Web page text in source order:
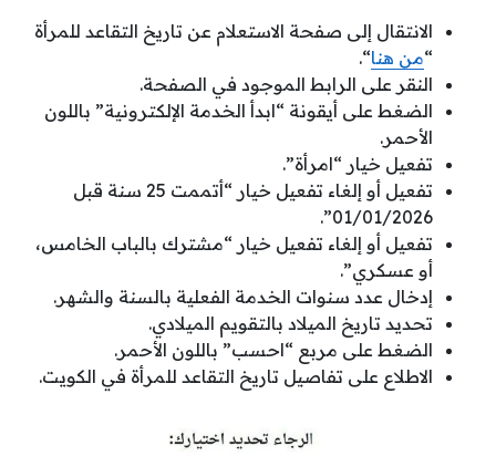
الانتقال إلى صفحة الاستعلام عن تاريخ التقاعد للمرأة
“من هنا“.
النقر على الرابط الموجود في الصفحة.
الضغط على أيقونة “ابدأ الخدمة الإلكترونية” باللون
الأحمر.
تفعيل خيار “امرأة”.
تفعيل أو إلغاء تفعيل خيار “أتممت 25 سنة قبل
01/01/2026”.
تفعيل أو إلغاء تفعيل خيار “مشترك بالباب الخامس،
أو عسكري”.
إدخال عدد سنوات الخدمة الفعلية بالسنة والشهر.
تحديد تاريخ الميلاد بالتقويم الميلادي.
الضغط على مربع “احسب” باللون الأحمر.
الاطلاع على تفاصيل تاريخ التقاعد للمرأة في الكويت.